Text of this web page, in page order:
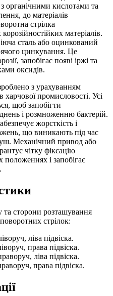
органічними кислотами та
до матеріалів
стрілка
матеріалів.
сталь або оцинкований
цинкування. Це
запобігає появі іржі та
оксидів.
з урахуванням
харчової промисловості. Усі
щоб запобігти
і розмноженню бактерій.
жорсткість і
що виникають під час
Механічний привод або
чітку фіксацію
положеннях і запобігає
та сторони розташування
стрілок:
ліва підвіска.
права підвіска.
ліва підвіска.
права підвіска.